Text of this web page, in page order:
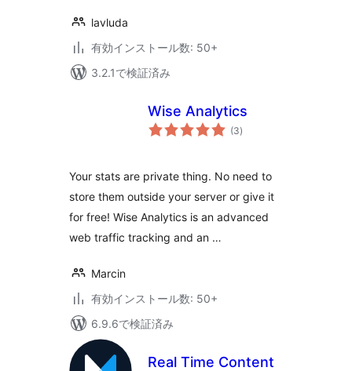
lavluda
有効インストール数: 50+
3.2.1で検証済み
Wise Analytics
(3個
の)
Your stats are private thing. No need to
store them outside your server or give it
for free! Wise Analytics is an advanced
web traffic tracking and an …
Marcin
有効インストール数: 50+
6.9.6で検証済み
Real Time Content